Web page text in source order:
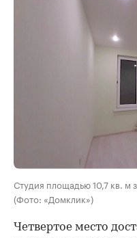
Студия площадью 10,7 кв. м
(Фото: «Домклик»)
Четвертое место